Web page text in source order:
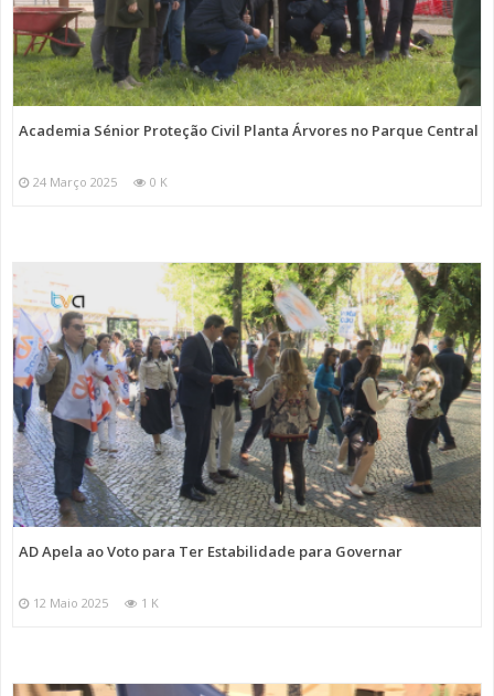
Academia Sénior Proteção Civil Planta Árvores no Parque Central
24 Março 2025 0 K
AD Apela ao Voto para Ter Estabilidade para Governar
12 Maio 2025 1 K